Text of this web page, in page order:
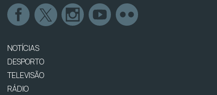
NOTÍCIAS
DESPORTO
TELEVISÃO
RÁDIO